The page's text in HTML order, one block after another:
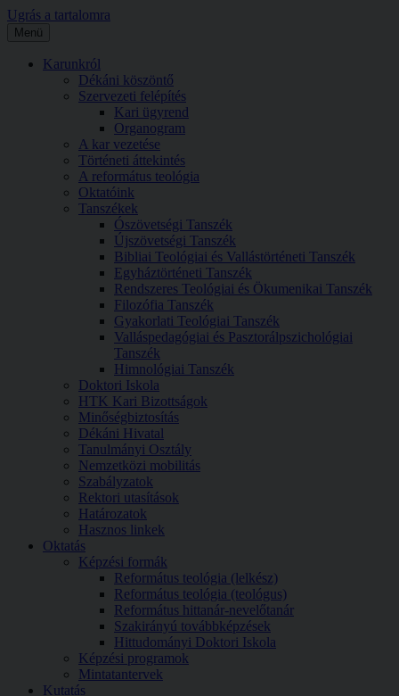
Ugrás a tartalomra
Menü
Karunkról
Dékáni köszöntő
Szervezeti felépítés
Kari ügyrend
Organogram
A kar vezetése
Történeti áttekintés
A református teológia
Oktatóink
Tanszékek
Ószövetségi Tanszék
Újszövetségi Tanszék
Bibliai Teológiai és Vallástörténeti Tanszék
Egyháztörténeti Tanszék
Rendszeres Teológiai és Ökumenikai Tanszék
Filozófia Tanszék
Gyakorlati Teológiai Tanszék
Valláspedagógiai és Pasztorálpszichológiai
Tanszék
Himnológiai Tanszék
Doktori Iskola
HTK Kari Bizottságok
Minőségbiztosítás
Dékáni Hivatal
Tanulmányi Osztály
Nemzetközi mobilitás
Szabályzatok
Rektori utasítások
Határozatok
Hasznos linkek
Oktatás
Képzési formák
Református teológia (lelkész)
Református teológia (teológus)
Református hittanár-nevelőtanár
Szakirányú továbbképzések
Hittudományi Doktori Iskola
Képzési programok
Mintatantervek
Kutatás